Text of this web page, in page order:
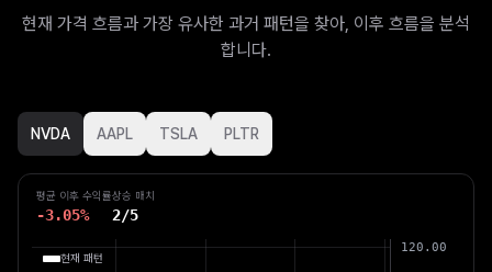
현재 가격 흐름과 가장 유사한 과거 패턴을 찾아, 이후 흐름을 분석
합니다.
NVDA AAPL TSLA PLTR
평균 이후 수익률
-3.05%
상승 매치
2/5
현재 패턴